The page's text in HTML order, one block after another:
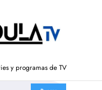
y programas de TV